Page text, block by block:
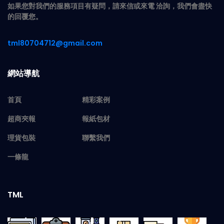
如果您對我們的服務項目有疑問，請來信或來電 洽詢，我們會盡快
的回覆您。
tml80704712@gmail.com
網站導航
首頁
超商夾報
理貨包裝
一條龍
精彩案例
報紙包材
聯繫我們
TML